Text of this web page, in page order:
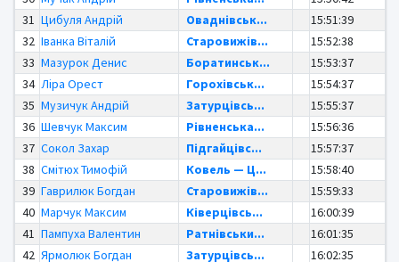
31 Цибуля Андрій Оваднівськ...
15:51:39
32 Іванка Віталій Старовижів...
15:52:38
33 Мазурок Денис Боратинськ...
15:53:37
34 Ліра Орест Горохівськ...
15:54:37
35 Музичук Андрій Затурцівсь...
15:55:37
36 Шевчук Максим Рівненська...
15:56:36
37 Сокол Захар Підгайцівс...
15:57:37
38 Смітюх Тимофій Ковель — Ц...
15:58:40
39 Гаврилюк Богдан Старовижів...
15:59:33
40 Марчук Максим Ківерцівсь...
16:00:39
41 Пампуха Валентин Ратнівськи...
16:01:35
42 Ярмолюк Богдан Затурцівсь...
16:02:35